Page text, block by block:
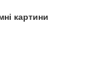
картини